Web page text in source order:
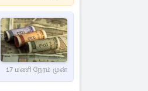
17 மணி நேரம் முன்